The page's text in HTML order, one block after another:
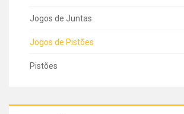
Jogos de Juntas
Jogos de Pistões
Pistões